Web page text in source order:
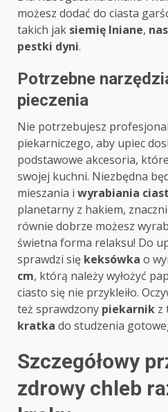
możesz dodać do ciasta
takich jak siemię lniane,
pestki dyni.
Potrzebne
pieczenia
Nie potrzebujesz
piekarniczego, aby upiec
podstawowe akcesoria,
swojej kuchni. Niezbędna
mieszania i wyrabiania
planetarny z hakiem,
równie dobrze możesz
świetna forma relaksu! Do
sprawdzi się keksówka o
cm, którą należy wyłożyć
ciasto się nie przykleiło.
też sprawdzony piekarnik z
kratka do studzenia
Szczegółowy
zdrowy chleb